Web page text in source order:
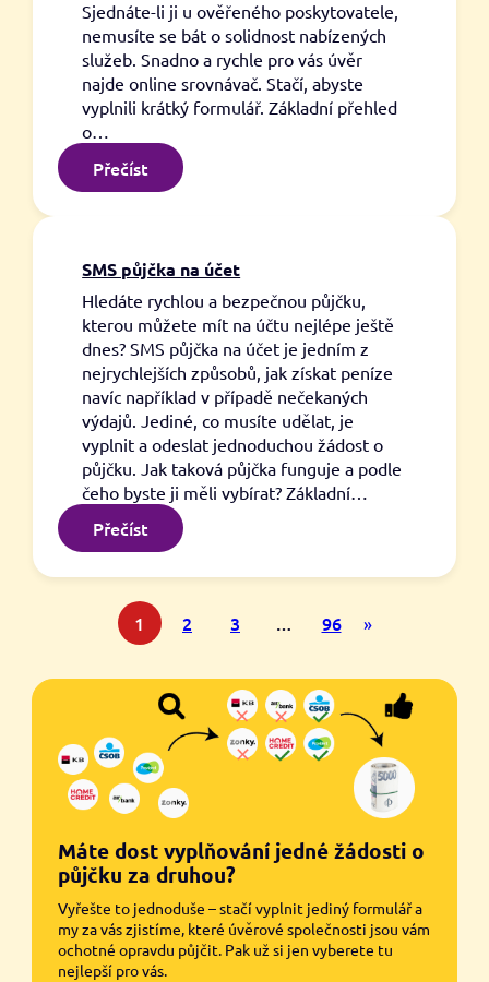
Sjednáte-li ji u ověřeného poskytovatele,
nemusíte se bát o solidnost nabízených
služeb. Snadno a rychle pro vás úvěr
najde online srovnávač. Stačí, abyste
vyplnili krátký formulář. Základní přehled
o…
Přečíst:
Půjčky
bez
registračního
poplatku
SMS půjčka na účet
Hledáte rychlou a bezpečnou půjčku,
kterou můžete mít na účtu nejlépe ještě
dnes? SMS půjčka na účet je jedním z
nejrychlejších způsobů, jak získat peníze
navíc například v případě nečekaných
výdajů. Jediné, co musíte udělat, je
vyplnit a odeslat jednoduchou žádost o
půjčku. Jak taková půjčka funguje a podle
čeho byste ji měli vybírat? Základní…
Přečíst:
SMS
půjčka
na
účet
1 2 3 … 96 »
Máte dost vyplňování jedné žádosti o
půjčku za druhou?
Vyřešte to jednoduše – stačí vyplnit jediný formulář a
my za vás zjistíme, které úvěrové společnosti jsou vám
ochotné opravdu půjčit. Pak už si jen vyberete tu
nejlepší pro vás.